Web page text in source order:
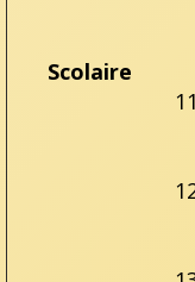
Scolaire